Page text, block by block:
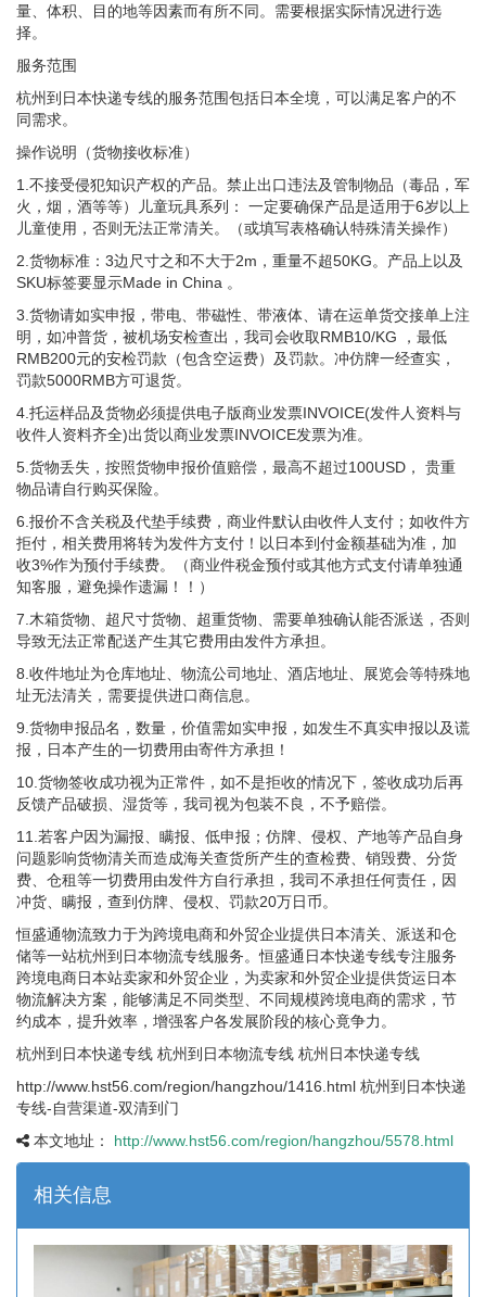
量、体积、目的地等因素而有所不同。需要根据实际情况进行选
择。
服务范围
杭州到日本快递专线的服务范围包括日本全境，可以满足客户的不
同需求。
操作说明（货物接收标准）
1.不接受侵犯知识产权的产品。禁止出口违法及管制物品（毒品，军
火，烟，酒等等）儿童玩具系列： 一定要确保产品是适用于6岁以上
儿童使用，否则无法正常清关。（或填写表格确认特殊清关操作）
2.货物标准：3边尺寸之和不大于2m，重量不超50KG。产品上以及
SKU标签要显示Made in China 。
3.货物请如实申报，带电、带磁性、带液体、请在运单货交接单上注
明，如冲普货，被机场安检查出，我司会收取RMB10/KG ，最低
RMB200元的安检罚款（包含空运费）及罚款。冲仿牌一经查实，
罚款5000RMB方可退货。
4.托运样品及货物必须提供电子版商业发票INVOICE(发件人资料与
收件人资料齐全)出货以商业发票INVOICE发票为准。
5.货物丢失，按照货物申报价值赔偿，最高不超过100USD， 贵重
物品请自行购买保险。
6.报价不含关税及代垫手续费，商业件默认由收件人支付；如收件方
拒付，相关费用将转为发件方支付！以日本到付金额基础为准，加
收3%作为预付手续费。（商业件税金预付或其他方式支付请单独通
知客服，避免操作遗漏！！）
7.木箱货物、超尺寸货物、超重货物、需要单独确认能否派送，否则
导致无法正常配送产生其它费用由发件方承担。
8.收件地址为仓库地址、物流公司地址、酒店地址、展览会等特殊地
址无法清关，需要提供进口商信息。
9.货物申报品名，数量，价值需如实申报，如发生不真实申报以及谎
报，日本产生的一切费用由寄件方承担！
10.货物签收成功视为正常件，如不是拒收的情况下，签收成功后再
反馈产品破损、湿货等，我司视为包装不良，不予赔偿。
11.若客户因为漏报、瞒报、低申报；仿牌、侵权、产地等产品自身
问题影响货物清关而造成海关查货所产生的查检费、销毁费、分货
费、仓租等一切费用由发件方自行承担，我司不承担任何责任，因
冲货、瞒报，查到仿牌、侵权、罚款20万日币。
恒盛通物流致力于为跨境电商和外贸企业提供日本清关、派送和仓
储等一站杭州到日本物流专线服务。恒盛通日本快递专线专注服务
跨境电商日本站卖家和外贸企业，为卖家和外贸企业提供货运日本
物流解决方案，能够满足不同类型、不同规模跨境电商的需求，节
约成本，提升效率，增强客户各发展阶段的核心竟争力。
杭州到日本快递专线 杭州到日本物流专线 杭州日本快递专线
http://www.hst56.com/region/hangzhou/1416.html 杭州到日本快递
专线-自营渠道-双清到门
本文地址：
http://www.hst56.com/region/hangzhou/5578.html
相关信息